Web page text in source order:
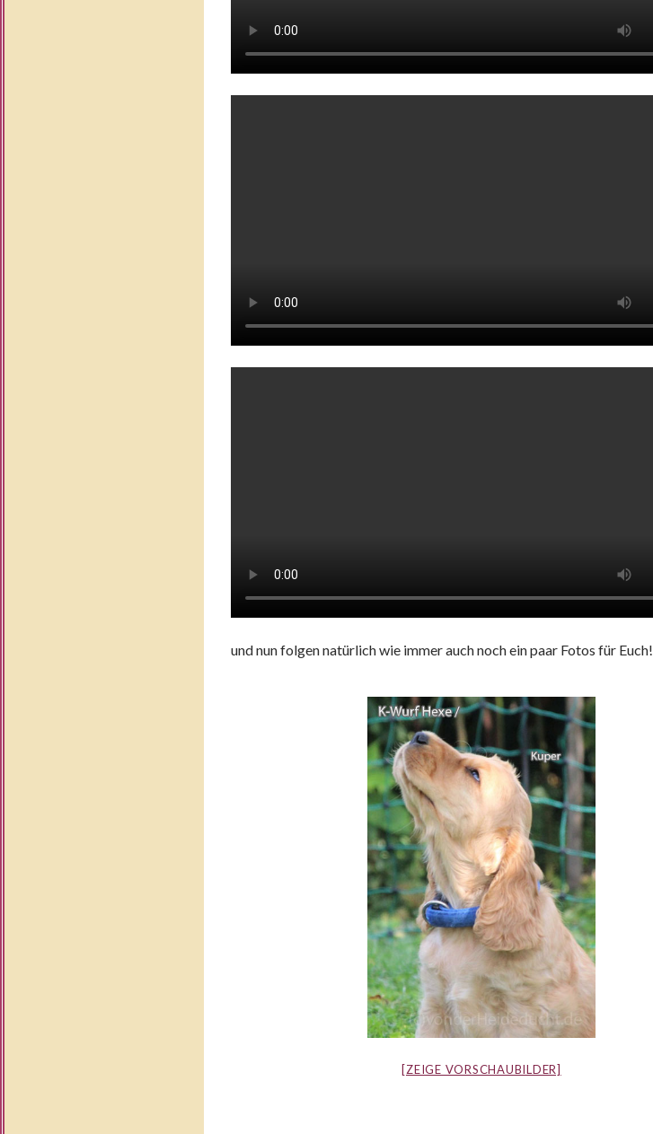
und nun folgen natürlich wie immer auch noch ein paar Fotos für Euch!
[ZEIGE VORSCHAUBILDER]